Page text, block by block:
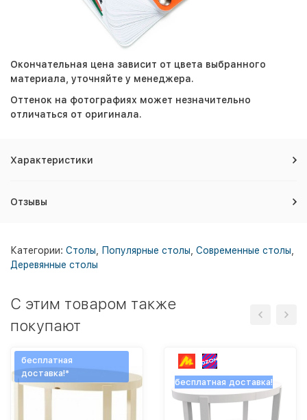
Окончательная цена зависит от цвета выбранного
материала, уточняйте у менеджера.
Оттенок на фотографиях может незначительно
отличаться от оригинала.
Характеристики
Отзывы
Категории: Столы Популярные столы Современные столы
Деревянные столы
C этим товаром также
покупают
бесплатная
доставка!*
бесплатная доставка!